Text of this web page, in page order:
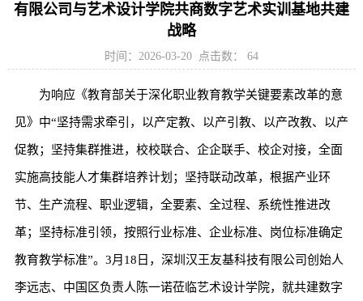
有限公司与艺术设计学院共商数字艺术实训基地共建
战略
时间：2026-03-20 点击数： 64
为响应《教育部关于深化职业教育教学关键要素改革的意
见》中“坚持需求牵引，以产定教、以产引教、以产改教、以产
促教；坚持集群推进，校校联合、企企联手、校企对接，全面
实施高技能人才集群培养计划；坚持联动改革，根据产业环
节、生产流程、职业逻辑，全要素、全过程、系统性推进改
革；坚持标准引领，按照行业标准、企业标准、岗位标准确定
教育教学标准”。3月18日，深圳汉王友基科技有限公司创始人
李远志、中国区负责人陈一诺莅临艺术设计学院，就共建数字